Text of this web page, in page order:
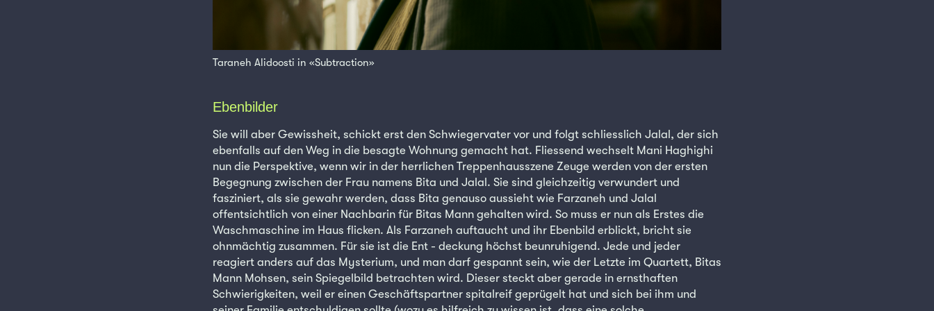
Taraneh Alidoosti in «Subtraction»
Ebenbilder
Sie will aber Gewissheit, schickt erst den Schwiegervater vor und folgt schliesslich Jalal, der sich
ebenfalls auf den Weg in die besagte Wohnung gemacht hat. Fliessend wechselt Mani Haghighi
nun die Perspektive, wenn wir in der herrlichen Treppenhausszene Zeuge werden von der ersten
Begegnung zwischen der Frau namens Bita und Jalal. Sie sind gleichzeitig verwundert und
fasziniert, als sie gewahr werden, dass Bita genauso aussieht wie Farzaneh und Jalal
offentsichtlich von einer Nachbarin für Bitas Mann gehalten wird. So muss er nun als Erstes die
Waschmaschine im Haus flicken. Als Farzaneh auftaucht und ihr Ebenbild erblickt, bricht sie
ohnmächtig zusammen. Für sie ist die Ent - deckung höchst beunruhigend. Jede und jeder
reagiert anders auf das Mysterium, und man darf gespannt sein, wie der Letzte im Quartett, Bitas
Mann Mohsen, sein Spiegelbild betrachten wird. Dieser steckt aber gerade in ernsthaften
Schwierigkeiten, weil er einen Geschäftspartner spitalreif geprügelt hat und sich bei ihm und